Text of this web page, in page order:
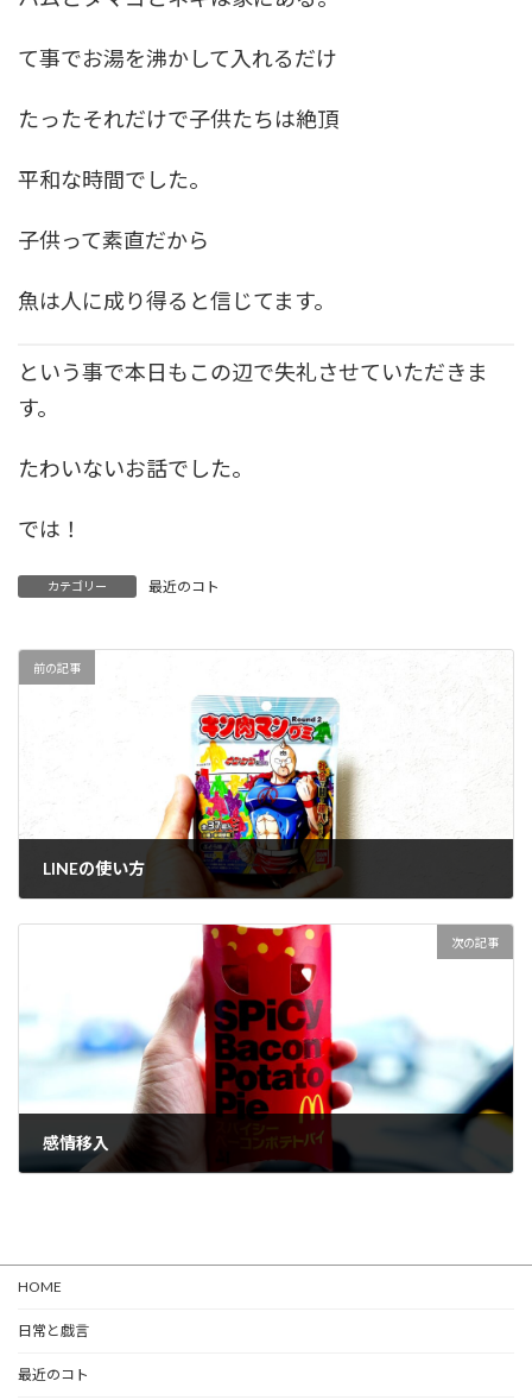
て事でお湯を沸かして入れるだけ
たったそれだけで子供たちは絶頂
平和な時間でした。
子供って素直だから
魚は人に成り得ると信じてます。
という事で本日もこの辺で失礼させていただきま
す。
たわいないお話でした。
では！
カテゴリー 最近のコト
前の記事
LINEの使い方
次の記事
感情移入
HOME
日常と戯言
最近のコト